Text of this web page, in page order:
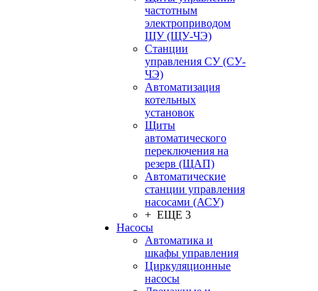
частотным
электроприводом
ЩУ (ЩУ-ЧЭ)
Станции
управления СУ (СУ-
ЧЭ)
Автоматизация
котельных
установок
Щиты
автоматического
переключения на
резерв (ЩАП)
Автоматические
станции управления
насосами (АСУ)
+ ЕЩЕ 3
Насосы
Автоматика и
шкафы управления
Циркуляционные
насосы